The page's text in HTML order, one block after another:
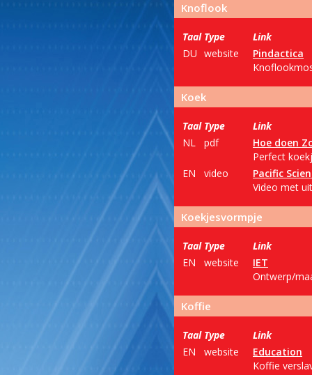
Knoflook
Taal Type
Link
DU website
Pindactica
Koek
Taal Type
Link
NL
pdf
Hoe doen
Perfect
EN
video
Pacific
Video met
Koekjesvormpje
Taal Type
Link
EN
website
IET
Ontwerp/
Koffie
Taal Type
Link
EN
website
Education
Koffie